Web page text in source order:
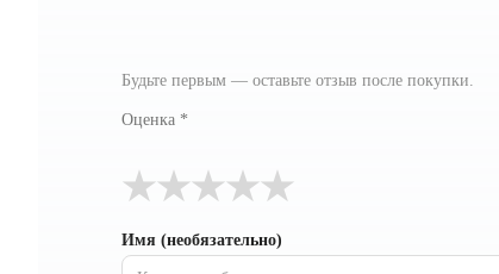
Будьте первым — оставьте отзыв после покупки.
Оценка *
★
★
★
★
★
Имя (необязательно)